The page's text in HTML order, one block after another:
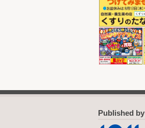
Published by